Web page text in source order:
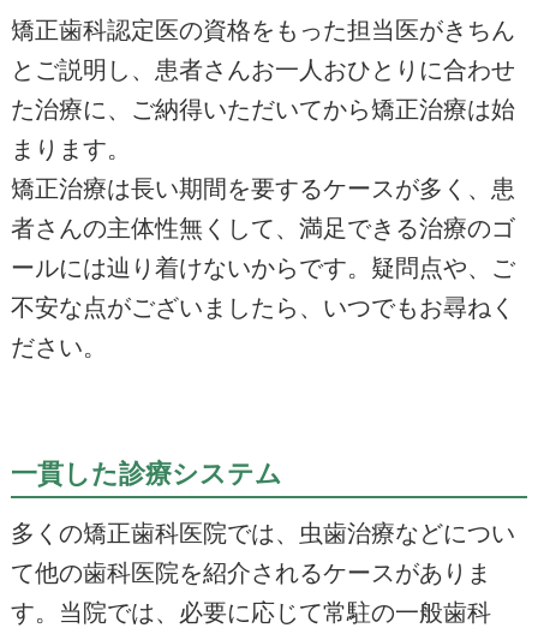
矯正歯科認定医の資格をもった担当医がきちん
とご説明し、患者さんお一人おひとりに合わせ
た治療に、ご納得いただいてから矯正治療は始
まります。
矯正治療は長い期間を要するケースが多く、患
者さんの主体性無くして、満足できる治療のゴ
ールには辿り着けないからです。疑問点や、ご
不安な点がございましたら、いつでもお尋ねく
ださい。
一貫した診療システム
多くの矯正歯科医院では、虫歯治療などについ
て他の歯科医院を紹介されるケースがありま
す。当院では、必要に応じて常駐の一般歯科